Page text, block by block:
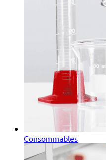
Consommables